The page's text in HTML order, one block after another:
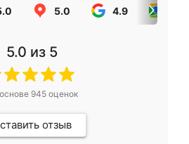
5.0 4.9
5.0 из 5
945оценок
отзыв